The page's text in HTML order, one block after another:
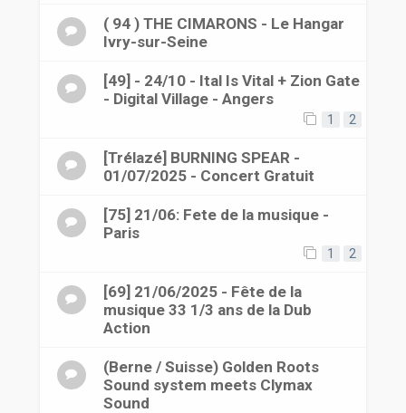
( 94 ) THE CIMARONS - Le Hangar
Ivry-sur-Seine
[49] - 24/10 - Ital Is Vital + Zion Gate
- Digital Village - Angers
1 2
[Trélazé] BURNING SPEAR -
01/07/2025 - Concert Gratuit
[75] 21/06: Fete de la musique -
Paris
1 2
[69] 21/06/2025 - Fête de la
musique 33 1/3 ans de la Dub
Action
(Berne / Suisse) Golden Roots
Sound system meets Clymax
Sound